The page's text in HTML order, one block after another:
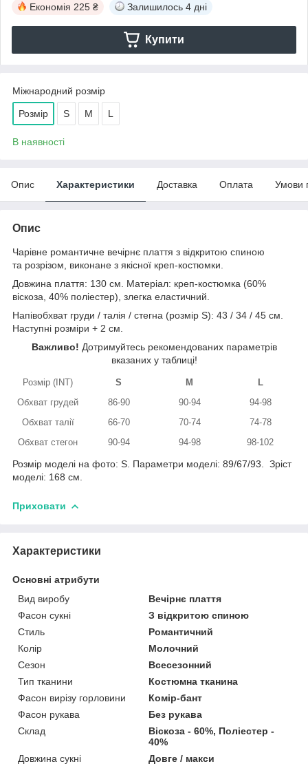
Економія 225 ₴ Залишилось 4 дні
Купити
Міжнародний розмір
Розмір S M L
В наявності
Опис Характеристики Доставка Оплата Умови
Опис
Чарівне романтичне вечірнє плаття з відкритою спиною
та розрізом, виконане з якісної креп-костюмки.
Довжина плаття: 130 см. Матеріал: креп-костюмка (60%
віскоза, 40% поліестер), злегка еластичний.
Напівобхват груди / талія / стегна (розмір S): 43 / 34 / 45 см.
Наступні розміри + 2 см.
Важливо! Дотримуйтесь рекомендованих параметрів
вказаних у таблиці!
Розмір (INT) S M
L
Обхват грудей
86-90 90-94
94-98
Обхват талії
66-70 70-74
74-78
Обхват стегон
90-94 94-98 98-102
Розмір моделі на фото: S. Параметри моделі: 89/67/93. Зріст
моделі: 168 см.
Приховати
Характеристики
Основні атрибути
Вид виробу
Вечірнє плаття
Фасон сукні
З відкритою спиною
Стиль
Романтичний
Колір
Молочний
Сезон
Всесезонний
Тип тканини
Костюмна тканина
Фасон вирізу горловини
Комір-бант
Фасон рукава
Без рукава
Склад
Віскоза - 60%, Поліестер -
40%
Довжина сукні
Довге / макси